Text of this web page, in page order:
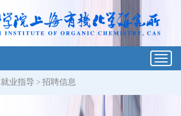
就业指导 > 招聘信息